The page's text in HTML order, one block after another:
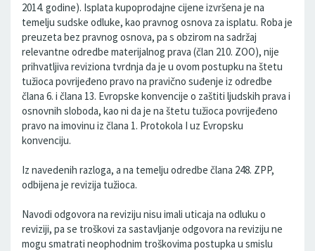
2014. godine). Isplata kupoprodajne cijene izvršena je na
temelju sudske odluke, kao pravnog osnova za isplatu. Roba je
preuzeta bez pravnog osnova, pa s obzirom na sadržaj
relevantne odredbe materijalnog prava (član 210. ZOO), nije
prihvatljiva reviziona tvrdnja da je u ovom postupku na štetu
tužioca povrijeđeno pravo na pravično suđenje iz odredbe
člana 6. i člana 13. Evropske konvencije o zaštiti ljudskih prava i
osnovnih sloboda, kao ni da je na štetu tužioca povrijeđeno
pravo na imovinu iz člana 1. Protokola I uz Evropsku
konvenciju.
Iz navedenih razloga, a na temelju odredbe člana 248. ZPP,
odbijena je revizija tužioca.
Navodi odgovora na reviziju nisu imali uticaja na odluku o
reviziji, pa se troškovi za sastavljanje odgovora na reviziju ne
mogu smatrati neophodnim troškovima postupka u smislu